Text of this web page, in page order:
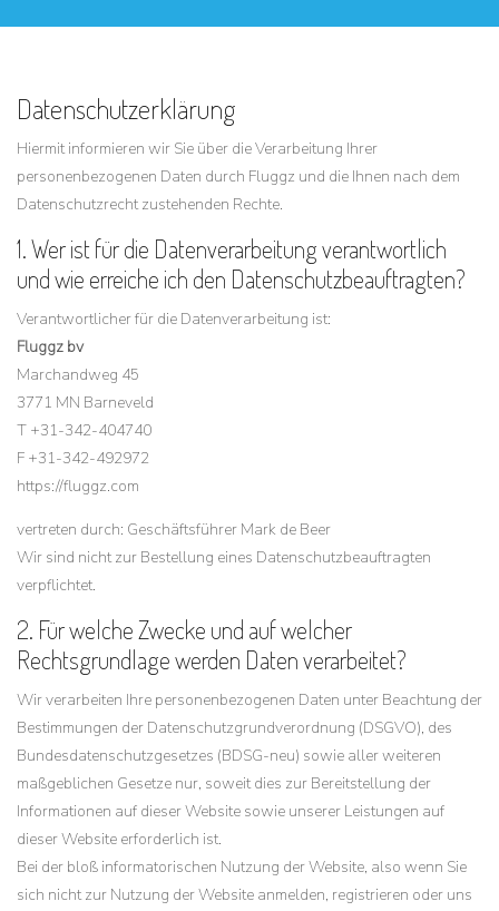
Datenschutzerklärung
Hiermit informieren wir Sie über die Verarbeitung Ihrer
personenbezogenen Daten durch Fluggz und die Ihnen nach dem
Datenschutzrecht zustehenden Rechte.
1. Wer ist für die Datenverarbeitung verantwortlich
und wie erreiche ich den Datenschutzbeauftragten?
Verantwortlicher für die Datenverarbeitung ist:
Fluggz bv
Marchandweg 45
3771 MN Barneveld
T +31-342-404740
F +31-342-492972
https://fluggz.com
vertreten durch: Geschäftsführer Mark de Beer
Wir sind nicht zur Bestellung eines Datenschutzbeauftragten
verpflichtet.
2. Für welche Zwecke und auf welcher
Rechtsgrundlage werden Daten verarbeitet?
Wir verarbeiten Ihre personenbezogenen Daten unter Beachtung der
Bestimmungen der Datenschutzgrundverordnung (DSGVO), des
Bundesdatenschutzgesetzes (BDSG-neu) sowie aller weiteren
maßgeblichen Gesetze nur, soweit dies zur Bereitstellung der
Informationen auf dieser Website sowie unserer Leistungen auf
dieser Website erforderlich ist.
Bei der bloß informatorischen Nutzung der Website, also wenn Sie
sich nicht zur Nutzung der Website anmelden, registrieren oder uns